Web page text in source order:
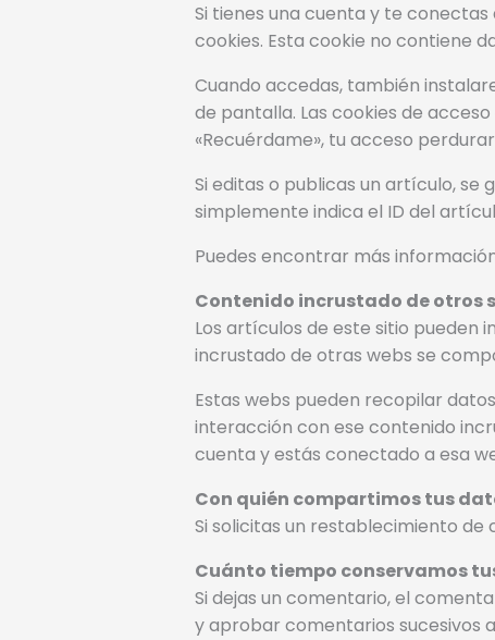
Si tienes una cuenta y te
cookies. Esta cookie no contiene
Cuando accedas, también
de pantalla. Las cookies de
«Recuérdame», tu acceso
Si editas o publicas un artículo, se
simplemente indica el ID del
Puedes encontrar más
Contenido incrustado de otros
Los artículos de este sitio pueden
incrustado de otras webs se
Estas webs pueden recopilar
interacción con ese contenido
cuenta y estás conectado a esa
Con quién compartimos tus
Si solicitas un restablecimiento
Cuánto tiempo conservamos
Si dejas un comentario, el
y aprobar comentarios sucesivos